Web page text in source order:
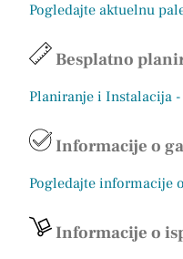
Pogledajte aktuelnu
Besplatno
Planiranje i Instalacija -
Informacije o
Pogledajte informacije
Informacije o